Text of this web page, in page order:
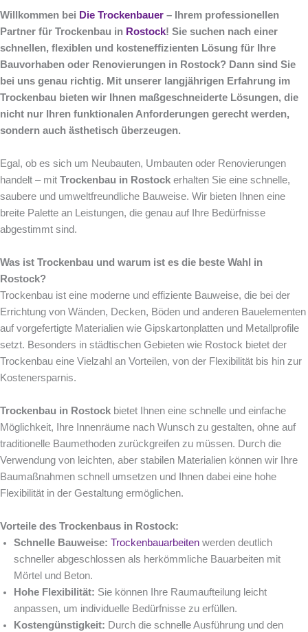
Willkommen bei Die Trockenbauer – Ihrem professionellen
Partner für Trockenbau in Rostock! Sie suchen nach einer
schnellen, flexiblen und kosteneffizienten Lösung für Ihre
Bauvorhaben oder Renovierungen in Rostock? Dann sind Sie
bei uns genau richtig. Mit unserer langjährigen Erfahrung im
Trockenbau bieten wir Ihnen maßgeschneiderte Lösungen, die
nicht nur Ihren funktionalen Anforderungen gerecht werden,
sondern auch ästhetisch überzeugen.
Egal, ob es sich um Neubauten, Umbauten oder Renovierungen
handelt – mit Trockenbau in Rostock erhalten Sie eine schnelle,
saubere und umweltfreundliche Bauweise. Wir bieten Ihnen eine
breite Palette an Leistungen, die genau auf Ihre Bedürfnisse
abgestimmt sind.
Was ist Trockenbau und warum ist es die beste Wahl in
Rostock?
Trockenbau ist eine moderne und effiziente Bauweise, die bei der
Errichtung von Wänden, Decken, Böden und anderen Bauelementen
auf vorgefertigte Materialien wie Gipskartonplatten und Metallprofile
setzt. Besonders in städtischen Gebieten wie Rostock bietet der
Trockenbau eine Vielzahl an Vorteilen, von der Flexibilität bis hin zur
Kostenersparnis.
Trockenbau in Rostock bietet Ihnen eine schnelle und einfache
Möglichkeit, Ihre Innenräume nach Wunsch zu gestalten, ohne auf
traditionelle Baumethoden zurückgreifen zu müssen. Durch die
Verwendung von leichten, aber stabilen Materialien können wir Ihre
Baumaßnahmen schnell umsetzen und Ihnen dabei eine hohe
Flexibilität in der Gestaltung ermöglichen.
Vorteile des Trockenbaus in Rostock:
Schnelle Bauweise: Trockenbauarbeiten werden deutlich
schneller abgeschlossen als herkömmliche Bauarbeiten mit
Mörtel und Beton.
Hohe Flexibilität: Sie können Ihre Raumaufteilung leicht
anpassen, um individuelle Bedürfnisse zu erfüllen.
Kostengünstigkeit: Durch die schnelle Ausführung und den